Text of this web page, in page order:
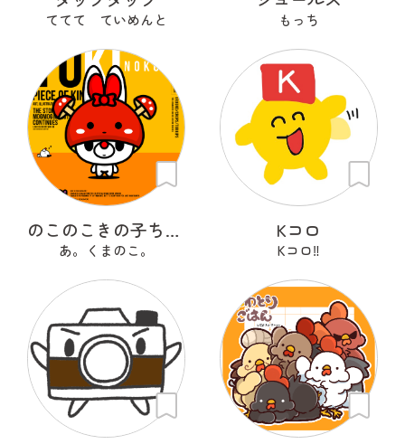
ててて ていめんと もっち
のこのこきの子ちゃん
あ。くまのこ。
Kコロ
Kコロ‼︎